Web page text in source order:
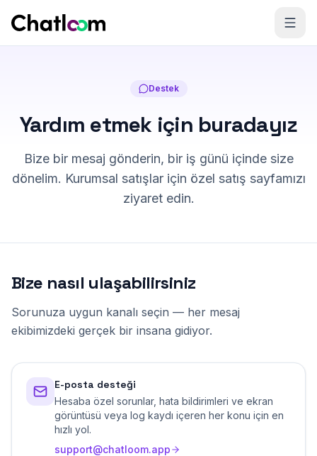
Destek
Yardım etmek için buradayız
Bize bir mesaj gönderin, bir iş günü içinde size
dönelim. Kurumsal satışlar için özel satış sayfamızı
ziyaret edin.
Bize nasıl ulaşabilirsiniz
Sorunuza uygun kanalı seçin — her mesaj
ekibimizdeki gerçek bir insana gidiyor.
E-posta desteği
Hesaba özel sorunlar, hata bildirimleri ve ekran
görüntüsü veya log kaydı içeren her konu için en
hızlı yol.
support@chatloom.app